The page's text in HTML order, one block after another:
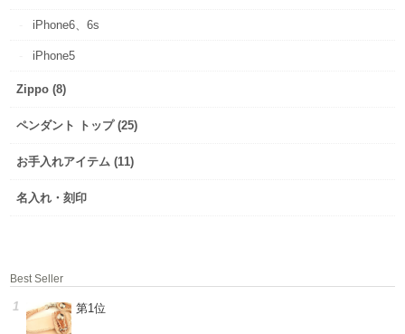
iPhone6、6s
iPhone5
Zippo (8)
ペンダント トップ (25)
お手入れアイテム (11)
名入れ・刻印
Best Seller
第1位